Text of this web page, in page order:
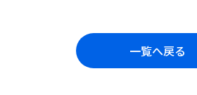
一覧へ戻る